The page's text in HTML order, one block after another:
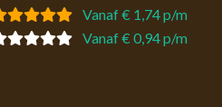
Vanaf € 1,74 p/m
Vanaf € 0,94 p/m